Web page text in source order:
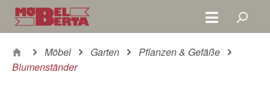
Zum Hauptinhalt springen
Möbel Garten
Pflanzen & Gefäße
Blumenständer